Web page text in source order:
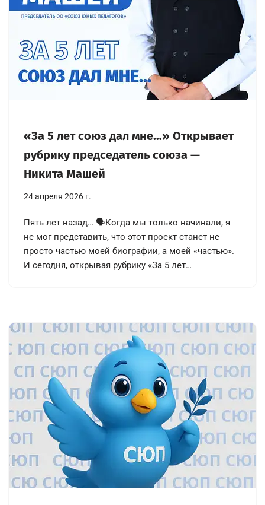
«За 5 лет союз дал мне…» Открывает
рубрику председатель союза —
Никита Машей
24 апреля 2026 г.
Пять лет назад… 🗣Когда мы только начинали, я
не мог представить, что этот проект станет не
просто частью моей биографии, а моей «частью».
И сегодня, открывая рубрику «За 5 лет…